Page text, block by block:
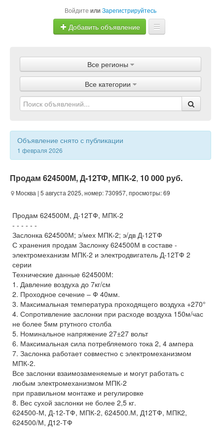
Войдите или Зарегистрируйтесь
Добавить объявление
Объявления
Магазины
Услуги
Статьи
Все регионы
Все категории
Объявление снято с публикации
1 февраля 2026
Продам 624500М, Д-12ТФ, МПК-2, 10 000 руб.
Москва | 5 августа 2025, номер: 730957, просмотры: 69
Продам 624500М, Д-12ТФ, МПК-2
- - - - - -
Заслонка 624500М; э/мех МПК-2; э/дв Д-12ТФ
С хранения продам Заслонку 624500М в составе -
электромеханизм МПК-2 и электродвигатель Д-12ТФ 2
серии
Технические данные 624500М:
1. Давление воздуха до 7кг/см
2. Проходное сечение – Ф 40мм.
3. Максимальная температура проходящего воздуха +270°
4. Сопротивление заслонки при расходе воздуха 150м/час
не более 5мм ртутного столба
5. Номинальное напряжение 27±27 вольт
6. Максимальная сила потребляемого тока 2, 4 ампера
7. Заслонка работает совместно с электромеханизмом
МПК-2.
Все заслонки взаимозаменяемые и могут работать с
любым электромеханизмом МПК-2
при правильном монтаже и регулировке
8. Вес сухой заслонки не более 2,5 кг.
624500-М, Д-12-ТФ, МПК-2, 624500.М, Д12ТФ, МПК2,
624500/М, Д12-ТФ